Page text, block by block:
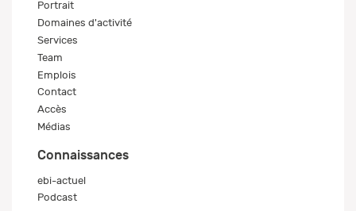
Portrait
Domaines d'activité
Services
Team
Emplois
Contact
Accès
Médias
Connaissances
ebi-actuel
Podcast